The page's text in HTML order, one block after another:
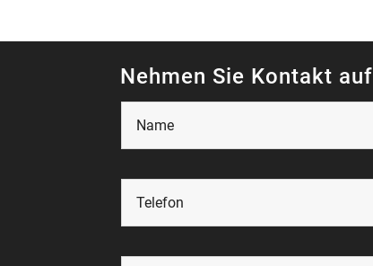
Nehmen Sie Kontakt auf